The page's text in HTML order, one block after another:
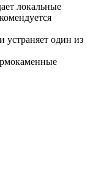
локальные
устраняет один из